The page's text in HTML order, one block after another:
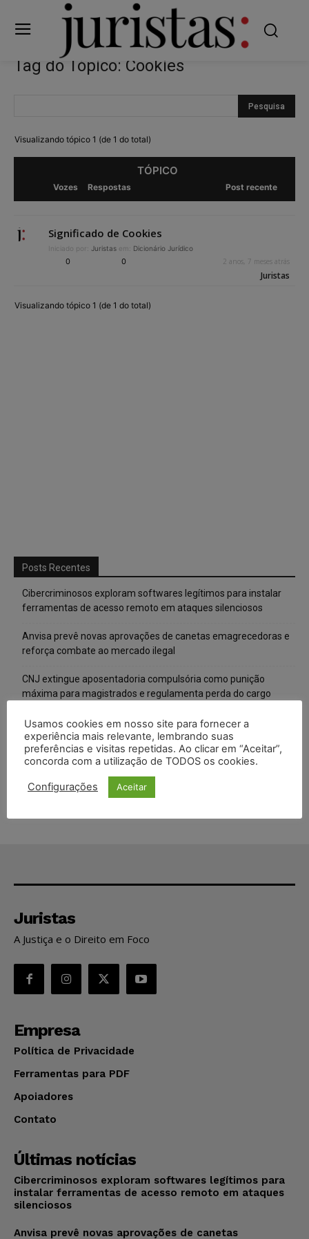
Tag do Tópico: Cookies
Visualizando tópico 1 (de 1 do total)
TÓPICO
Vozes Respostas Post recente
Significado de Cookies
Iniciado por: Juristas em: Dicionário Jurídico
0 0 2 anos, 7 meses atrás
Juristas
Visualizando tópico 1 (de 1 do total)
Posts Recentes
Cibercriminosos exploram softwares legítimos para instalar
ferramentas de acesso remoto em ataques silenciosos
Anvisa prevê novas aprovações de canetas emagrecedoras e
reforça combate ao mercado ilegal
CNJ extingue aposentadoria compulsória como punição
máxima para magistrados e regulamenta perda do cargo
Justiça de SP rejeita ação da família de Alexandre de Moraes
contra senador Alessandro Vieira
Conselho Nacional de Justiça determina afastamento da juíza
Gabriela Hardt por dois anos
Juristas
A Justiça e o Direito em Foco
Empresa
Política de Privacidade
Ferramentas para PDF
Apoiadores
Contato
Últimas notícias
Cibercriminosos exploram softwares legítimos para
instalar ferramentas de acesso remoto em ataques
silenciosos
Anvisa prevê novas aprovações de canetas
Usamos cookies em nosso site para fornecer a
experiência mais relevante, lembrando suas
preferências e visitas repetidas. Ao clicar em “Aceitar”,
concorda com a utilização de TODOS os cookies.
Configurações Aceitar